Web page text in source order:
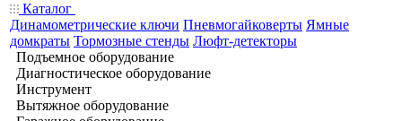
Каталог
Динамометрические ключи Пневмогайковерты Ямные
домкраты Тормозные стенды Люфт-детекторы
Подъемное оборудование
Диагностическое оборудование
Инструмент
Вытяжное оборудование